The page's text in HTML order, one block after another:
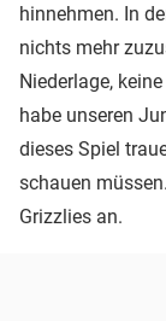
hinnehmen. In
nichts mehr
Niederlage,
habe unseren
dieses Spiel
schauen
Grizzlies an.